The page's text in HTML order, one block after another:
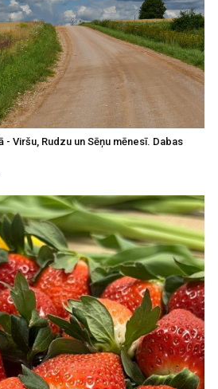
- Viršu, Rudzu un Sēņu mēnesī. Dabas